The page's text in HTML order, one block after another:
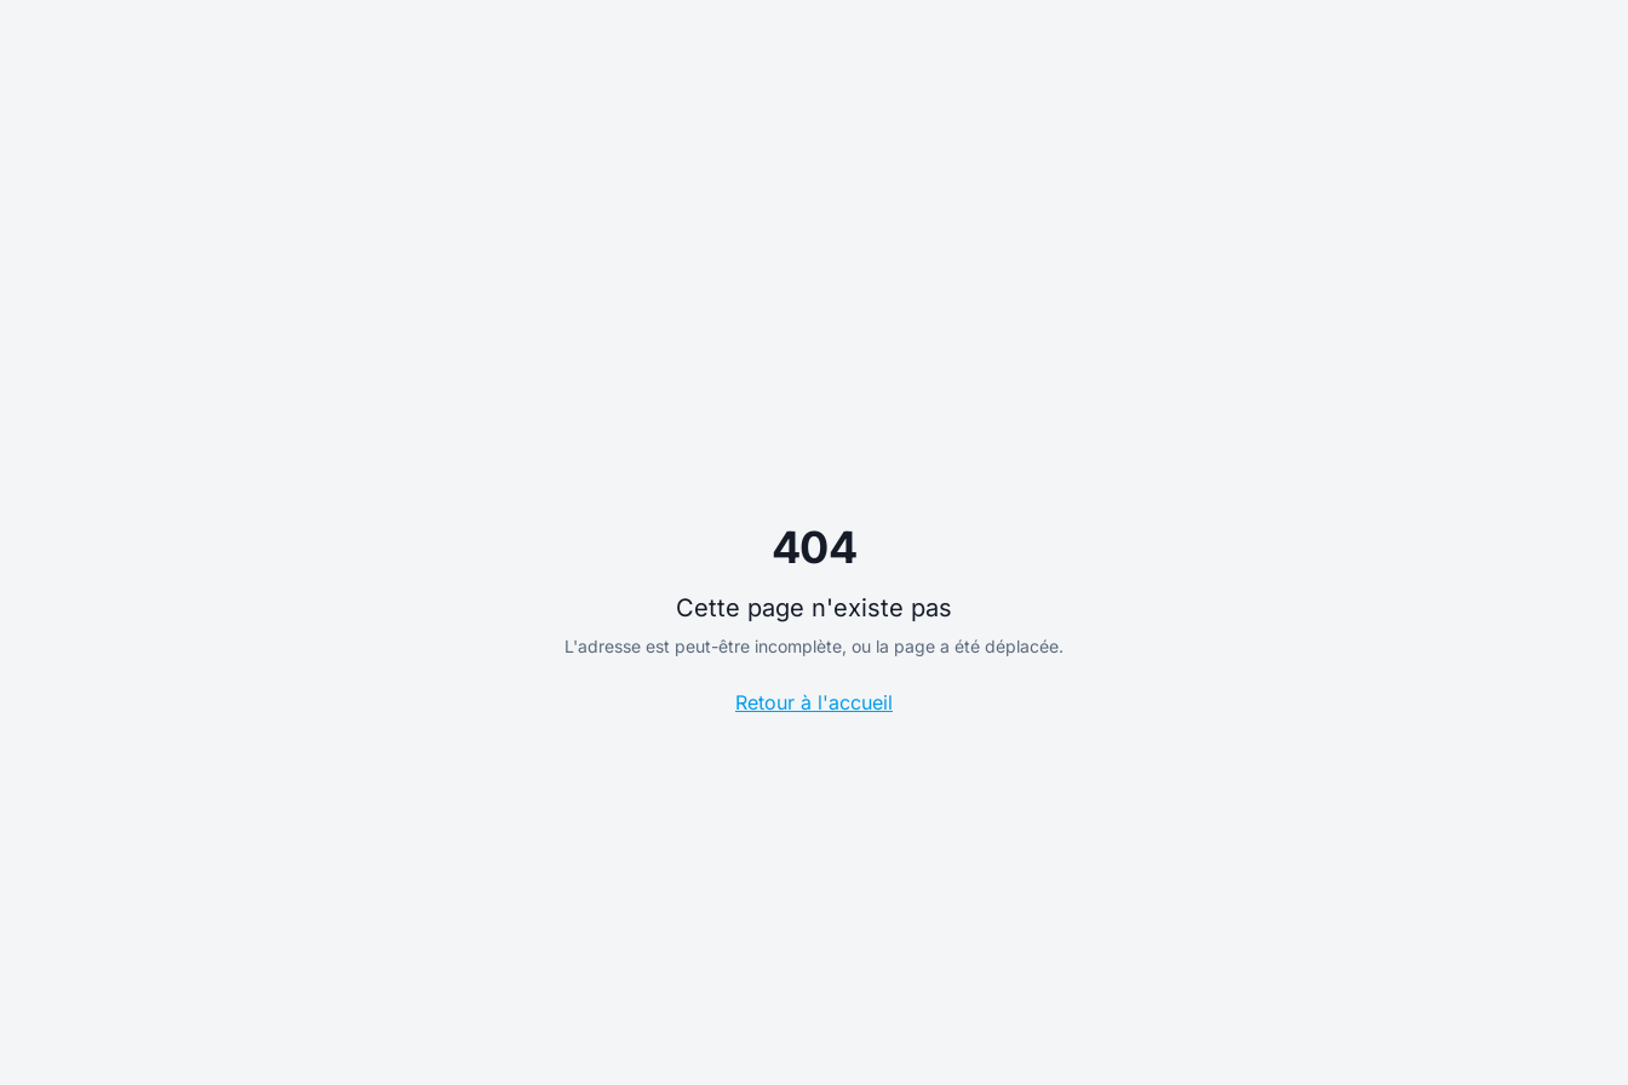
404
Cette page n'existe pas
L'adresse est peut-être incomplète, ou la page a été déplacée.
Retour à l'accueil